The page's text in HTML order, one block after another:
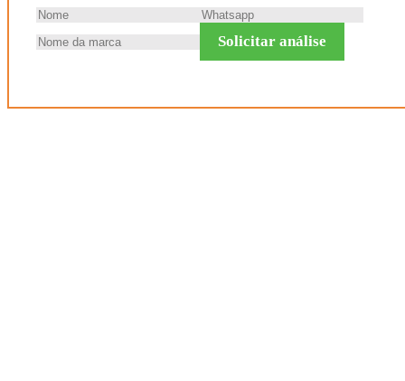
Solicitar análise